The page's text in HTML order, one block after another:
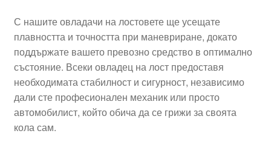
Политика за поверителност
Правила и условия
Процедура за рекламации
Разгледайте
С нашите овладачи на лостовете ще усещате
плавността и точността при маневриране, докато
поддържате вашето превозно средство в оптимално
състояние. Всеки овладец на лост предоставя
необходимата стабилност и сигурност, независимо
дали сте професионален механик или просто
автомобилист, който обича да се грижи за своята
кола сам.